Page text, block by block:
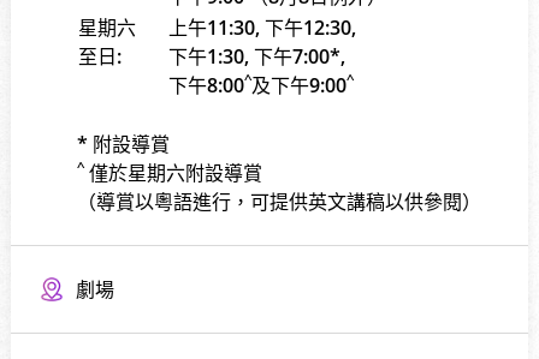
星期六
至日:
上午11:30, 下午12:30,
下午1:30, 下午7:00*,
下午8:00^及下午9:00^
* 附設導賞
^僅於星期六附設導賞
（導賞以粵語進行，可提供英文講稿以供參閱）
劇場